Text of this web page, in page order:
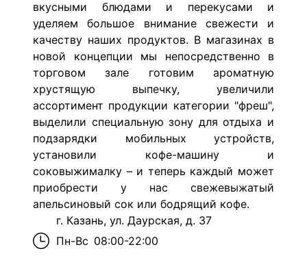
вкусными блюдами и перекусами и
уделяем большое внимание свежести и
качеству наших продуктов. В магазинах в
новой концепции мы непосредственно в
торговом зале готовим ароматную
хрустящую выпечку, увеличили
ассортимент продукции категории "фреш",
выделили специальную зону для отдыха и
подзарядки мобильных устройств,
установили кофе-машину и
соковыжималку – и теперь каждый может
приобрести у нас свежевыжатый
апельсиновый сок или бодрящий кофе.
г. Казань, ул. Даурская, д. 37
Пн-Вс 08:00-22:00